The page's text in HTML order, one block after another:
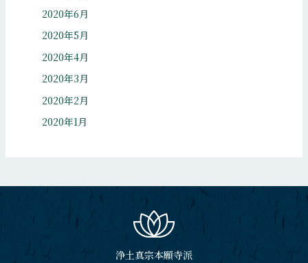
2020年6月
2020年5月
2020年4月
2020年3月
2020年2月
2020年1月
浄土真宗本願寺派